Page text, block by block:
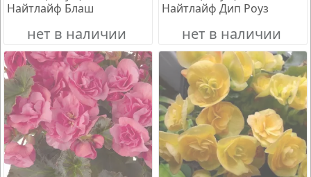
Найтлайф Блаш
нет в наличии
Найтлайф Дип Роуз
нет в наличии